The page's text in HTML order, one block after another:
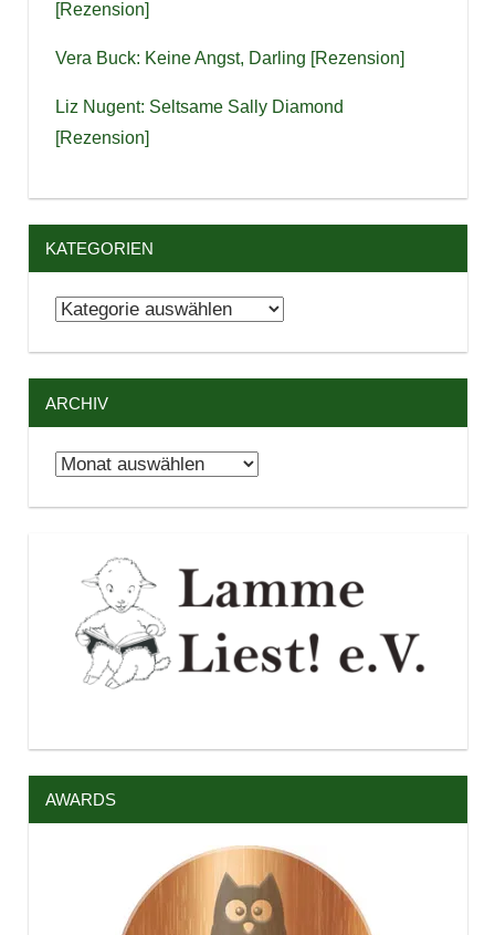
[Rezension]
Vera Buck: Keine Angst, Darling [Rezension]
Liz Nugent: Seltsame Sally Diamond
[Rezension]
KATEGORIEN
Kategorien
ARCHIV
Archiv
AWARDS